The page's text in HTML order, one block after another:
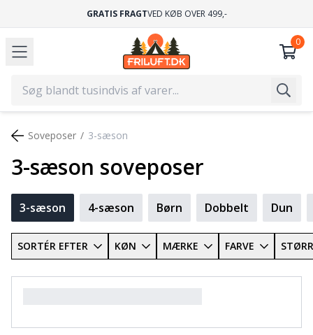
GRATIS FRAGTVED KØB OVER 499,-
3-sæson 4-sæson Børn Dobbelt Dun
Soveposer 3-sæson
3-sæson soveposer
SORTÉR EFTER KØN MÆRKE FARVE